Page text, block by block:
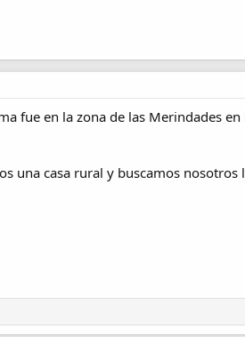
fue en la zona de las Merindades
una casa rural y buscamos nosotros